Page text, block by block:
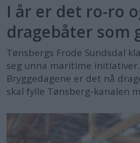
I år er det ro-ro
dragebåter som
Tønsbergs Frode Sundsdal
seg unna maritime
Bryggedagene er det nå
skal fylle Tønsberg-kanalen